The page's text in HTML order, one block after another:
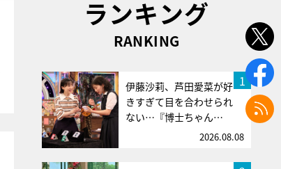
ランキング
RANKING
1
伊藤沙莉、芦田愛菜が好
きすぎて目を合わせられ
ない…『博士ちゃん…
2026.08.08